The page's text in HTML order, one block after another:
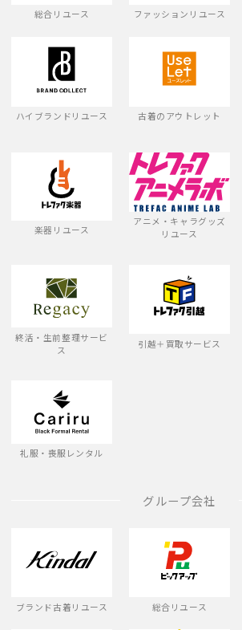
総合リユース ファッションリユース
ハイブランドリユース 古着のアウトレット
楽器リユース
アニメ・キャラグッズ
リユース
終活・生前整理サービ
ス
引越＋買取サービス
礼服・喪服レンタル
グループ会社
ブランド古着リユース 総合リユース